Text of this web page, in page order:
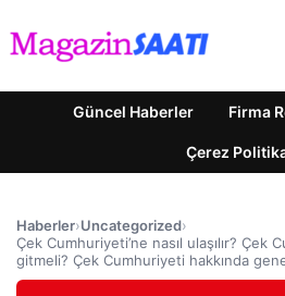
Güncel Haberler Firma
Çerez
Haberler›Uncategorized›
Çek Cumhuriyeti’ne nasıl ulaşılır? Çek
gitmeli? Çek Cumhuriyeti hakkında